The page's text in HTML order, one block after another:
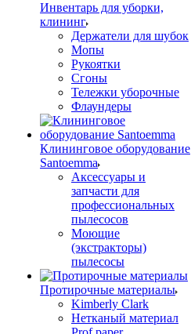
Инвентарь для уборки,
клининг
Держатели для шубок
Мопы
Рукоятки
Сгоны
Тележки уборочные
Флаундеры
Клининговое оборудование
Santoemma
Аксессуары и
запчасти для
профессиональных
пылесосов
Моющие
(экстракторы)
пылесосы
Протирочные материалы
Kimberly Clark
Нетканый материал